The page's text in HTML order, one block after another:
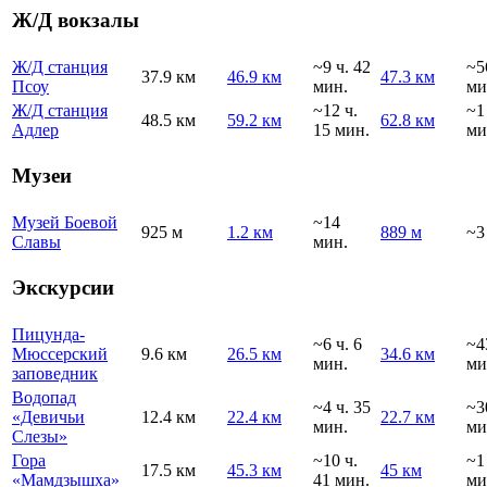
Ж/Д вокзалы
Ж/Д станция
Псоу
37.9 км 46.9 км
~9 ч. 42
мин.
47.3 км
Ж/Д станция
Адлер
48.5 км 59.2 км
~12 ч.
15 мин.
62.8 км
Музеи
Музей Боевой
Славы
925 м 1.2 км
~14
мин.
889 м
Экскурсии
Пицунда-
Мюссерский
заповедник
9.6 км 26.5 км
~6 ч. 6
мин.
34.6 км
Водопад
«Девичьи
Слезы»
12.4 км 22.4 км
~4 ч. 35
мин.
22.7 км
Гора
«Мамдзышха»
17.5 км 45.3 км
~10 ч.
41 мин.
45 км